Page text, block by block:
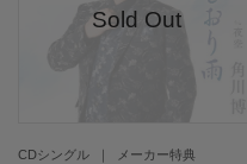
CDシングル メーカー特典